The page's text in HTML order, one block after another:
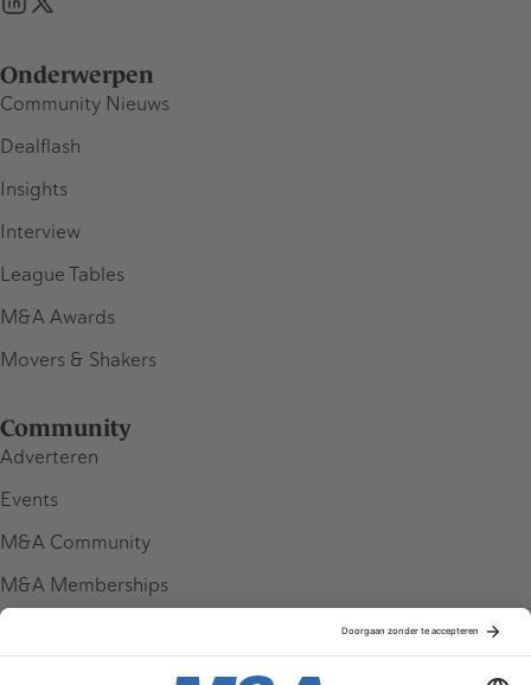
Onderwerpen
Community Nieuws
Dealflash
Insights
Interview
League Tables
M&A Awards
Movers & Shakers
Community
Adverteren
Events
M&A Community
M&A Memberships